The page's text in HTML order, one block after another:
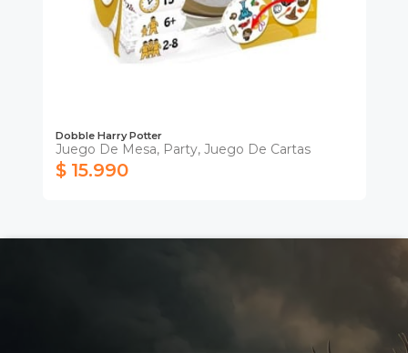
Dobble Harry Potter
Juego De Mesa, Party, Juego De Cartas
$ 15.990